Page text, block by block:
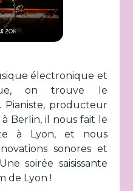
électronique et
on trouve le
Pianiste, producteur
Berlin, il nous fait le
à Lyon, et nous
sonores et
soirée saisissante
de Lyon !